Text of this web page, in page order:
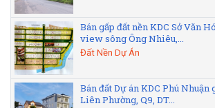
Bán gấp đất nền KDC Sở Văn
view sông Ông Nhiêu,...
Đất Nền Dự Án
Bán đất Dự án KDC Phú
Liên Phường, Q9, DT...